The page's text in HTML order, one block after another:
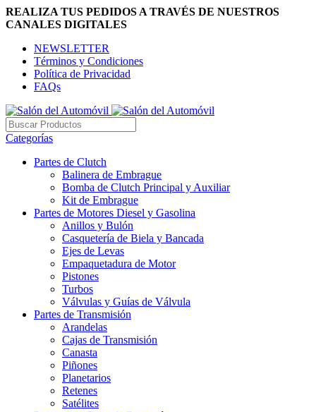
REALIZA TUS PEDIDOS A TRAVÉS DE NUESTROS
CANALES DIGITALES
NEWSLETTER
Términos y Condiciones
Política de Privacidad
FAQs
Categorías
Partes de Clutch
Balinera de Embrague
Bomba de Clutch Principal y Auxiliar
Kit de Embrague
Partes de Motores Diesel y Gasolina
Anillos y Bulón
Casquetería de Biela y Bancada
Ejes de Levas
Empaquetadura de Motor
Pistones
Turbos
Válvulas y Guías de Válvula
Partes de Transmisión
Arandelas
Cajas de Transmisión
Canasta
Piñones
Planetarios
Retenes
Satélites